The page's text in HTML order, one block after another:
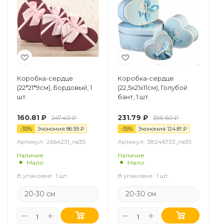
Коробка-сердце
(22*21*9см), Бордовый, 1
шт.
160.81 ₽ 247.40₽
-35% Экономия 86.59 ₽
Артикул: 2664231_ne35
Наличие
Мало
В упаковке: 1 шт.
20-30 см
Коробка-сердце
(22,5х21х11см), Голубой
бант, 1 шт.
231.79 ₽ 356.60₽
-35% Экономия 124.81 ₽
Артикул: 38246733_ne35
Наличие
Мало
В упаковке: 1 шт.
20-30 см